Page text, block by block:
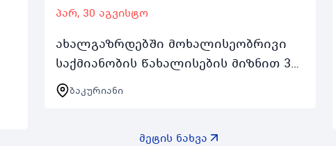
პარ, 30 აგვისტო
ახალგაზრდებში მოხალისეობრივი
საქმიანობის წახალისების მიზნით 30
აგვისტოდან 3 სექტემბრის შუალედში
ჩატარდება ახალგაზრდა
ბაკურიანი
მეტის ნახვა